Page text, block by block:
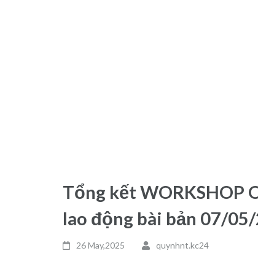
Tổng kết WORKSHOP
lao động bài bản 07/
26 May,2025 quynhnt.kc24